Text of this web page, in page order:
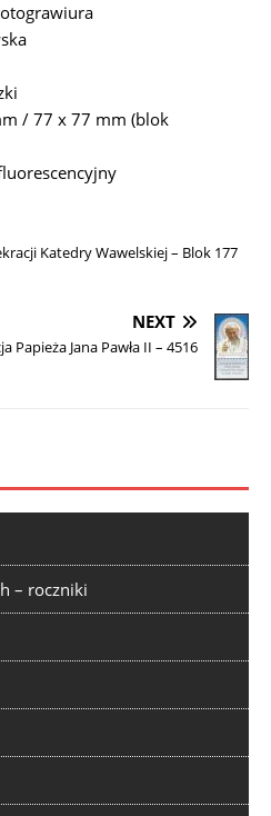
/ 77 x 77 mm (blok
Katedry Wawelskiej – Blok 177
NEXT
Papieża Jana Pawła II – 4516
– roczniki